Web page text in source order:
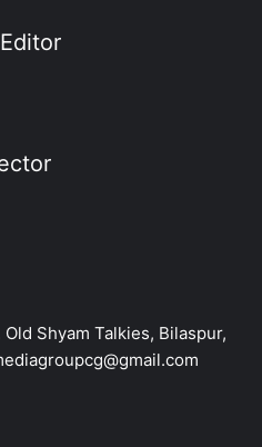
Old Shyam Talkies, Bilaspur,